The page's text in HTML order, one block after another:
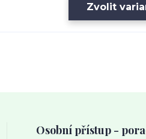
Zvolit
Osobní přístup -